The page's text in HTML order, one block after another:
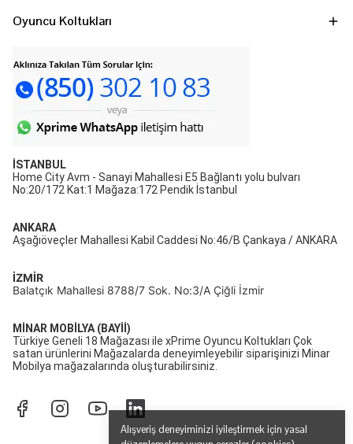
Alışveriş deneyiminizi iyileştirmek için yasal
Oyuncu Koltukları
İSTANBUL
Home City Avm - Sanayi Mahallesi E5 Bağlantı yolu bulvarı
No:20/172 Kat:1 Mağaza:172 Pendik İstanbul
ANKARA
Aşağıöveçler Mahallesi Kabil Caddesi No:46/B Çankaya / ANKARA
İZMİR
Balatçık Mahallesi 8788/7 Sok. No:3/A Çiğli İzmir
MİNAR MOBİLYA (BAYİİ)
Türkiye Geneli 18 Mağazası ile xPrime Oyuncu Koltukları Çok
satan ürünlerini Mağazalarda deneyimleyebilir siparişinizi Minar
Mobilya mağazalarında oluşturabilirsiniz.